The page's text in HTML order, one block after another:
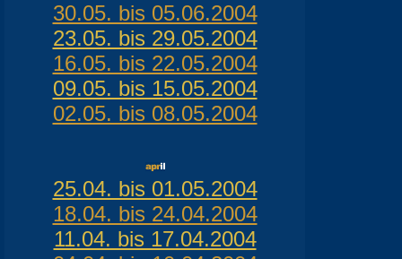
30.05. bis 05.06.2004
23.05. bis 29.05.2004
16.05. bis 22.05.2004
09.05. bis 15.05.2004
02.05. bis 08.05.2004
25.04. bis 01.05.2004
18.04. bis 24.04.2004
11.04. bis 17.04.2004